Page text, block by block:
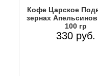
Кофе Царское
зернах
100 гр
330 руб.